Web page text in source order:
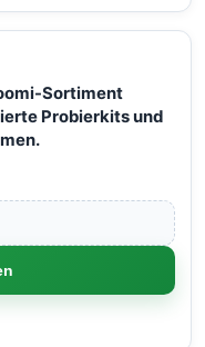
Sortiment
Probierkits und